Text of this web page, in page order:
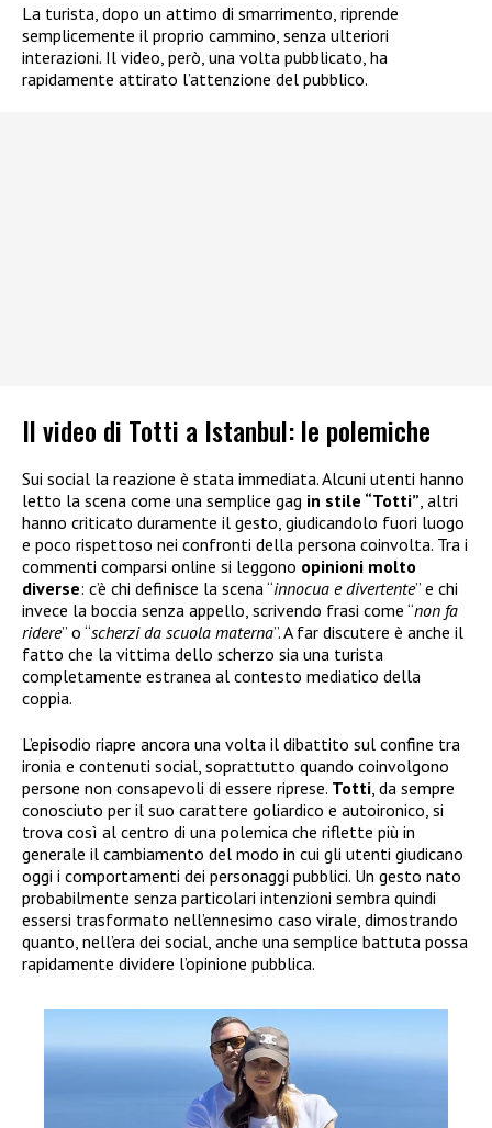
La turista, dopo un attimo di smarrimento, riprende
semplicemente il proprio cammino, senza ulteriori
interazioni. Il video, però, una volta pubblicato, ha
rapidamente attirato l’attenzione del pubblico.
Il video di Totti a Istanbul: le polemiche
Sui social la reazione è stata immediata. Alcuni utenti hanno
letto la scena come una semplice gag in stile “Totti” , altri
hanno criticato duramente il gesto, giudicandolo fuori luogo
e poco rispettoso nei confronti della persona coinvolta. Tra i
commenti comparsi online si leggono opinioni molto
diverse: c’è chi definisce la scena “innocua e divertente” e chi
invece la boccia senza appello, scrivendo frasi come “non fa
ridere” o “scherzi da scuola materna”. A far discutere è anche il
fatto che la vittima dello scherzo sia una turista
completamente estranea al contesto mediatico della
coppia.
L’episodio riapre ancora una volta il dibattito sul confine tra
ironia e contenuti social, soprattutto quando coinvolgono
persone non consapevoli di essere riprese. Totti, da sempre
conosciuto per il suo carattere goliardico e autoironico, si
trova così al centro di una polemica che riflette più in
generale il cambiamento del modo in cui gli utenti giudicano
oggi i comportamenti dei personaggi pubblici. Un gesto nato
probabilmente senza particolari intenzioni sembra quindi
essersi trasformato nell’ennesimo caso virale, dimostrando
quanto, nell’era dei social, anche una semplice battuta possa
rapidamente dividere l’opinione pubblica.